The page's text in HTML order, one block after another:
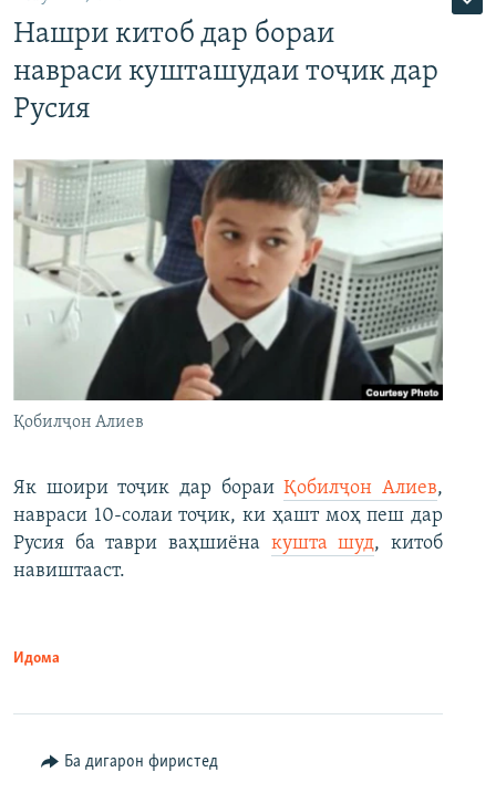
Нашри китоб дар бораи
навраси кушташудаи тоҷик дар
Русия
Қобилҷон Алиев
Як шоири тоҷик дар бораиҚобилҷон Алиев,
навраси 10-солаи тоҷик, ки ҳашт моҳ пеш дар
Русия ба таври ваҳшиёна кушта шуд, китоб
навиштааст.
Идома
Ба дигарон фиристед